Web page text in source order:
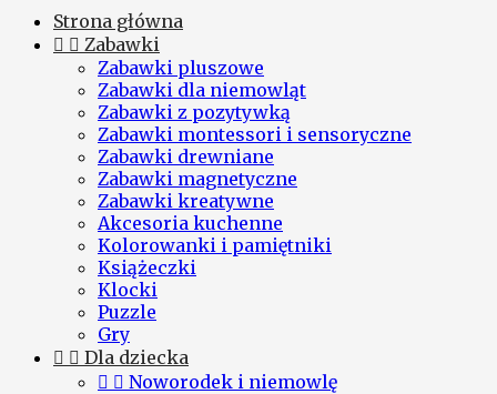
Strona główna
  Zabawki
Zabawki pluszowe
Zabawki dla niemowląt
Zabawki z pozytywką
Zabawki montessori i sensoryczne
Zabawki drewniane
Zabawki magnetyczne
Zabawki kreatywne
Akcesoria kuchenne
Kolorowanki i pamiętniki
Książeczki
Klocki
Puzzle
Gry
  Dla dziecka
  Noworodek i niemowlę